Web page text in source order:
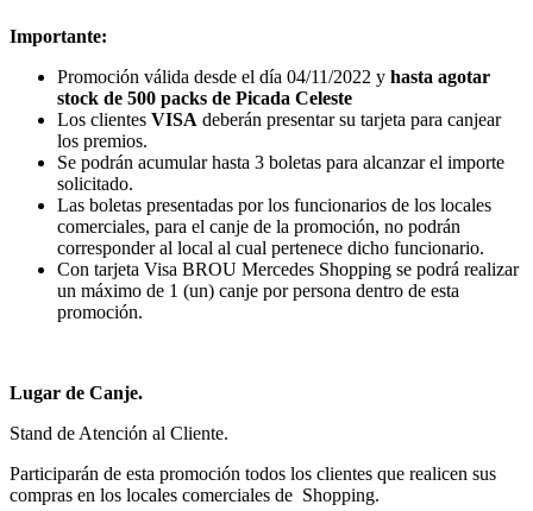
Importante:
Promoción válida desde el día 04/11/2022 y hasta agotar
stock de 500 packs de Picada Celeste
Los clientes VISA deberán presentar su tarjeta para canjear
los premios.
Se podrán acumular hasta 3 boletas para alcanzar el importe
solicitado.
Las boletas presentadas por los funcionarios de los locales
comerciales, para el canje de la promoción, no podrán
corresponder al local al cual pertenece dicho funcionario.
Con tarjeta Visa BROU Mercedes Shopping se podrá realizar
un máximo de 1 (un) canje por persona dentro de esta
promoción.
Lugar de Canje.
Stand de Atención al Cliente.
Participarán de esta promoción todos los clientes que realicen sus
compras en los locales comerciales de Shopping.